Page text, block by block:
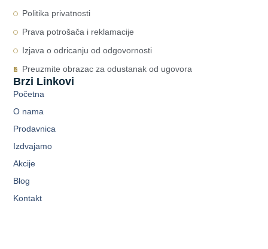
Politika privatnosti
Prava potrošača i reklamacije
Izjava o odricanju od odgovornosti
Preuzmite obrazac za odustanak od ugovora
Brzi Linkovi
Početna
O nama
Prodavnica
Izdvajamo
Akcije
Blog
Kontakt